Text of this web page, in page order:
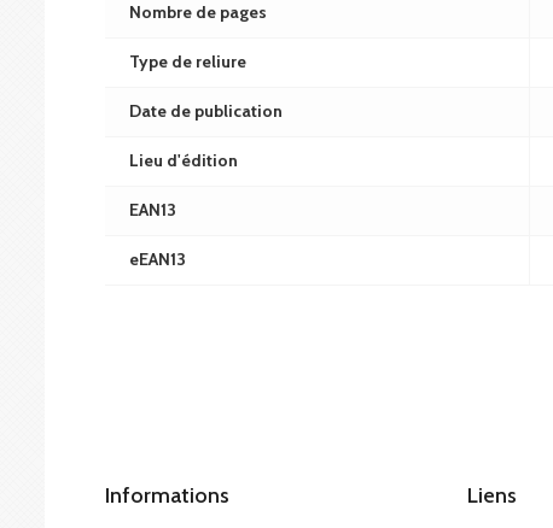
Nombre de pages
Type de reliure
Date de publication
Lieu d'édition
EAN13
eEAN13
Informations Liens